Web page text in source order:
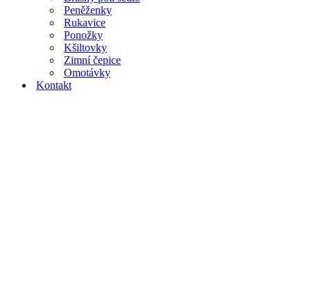
Peněženky
Rukavice
Ponožky
Kšiltovky
Zimní čepice
Omotávky
Kontakt